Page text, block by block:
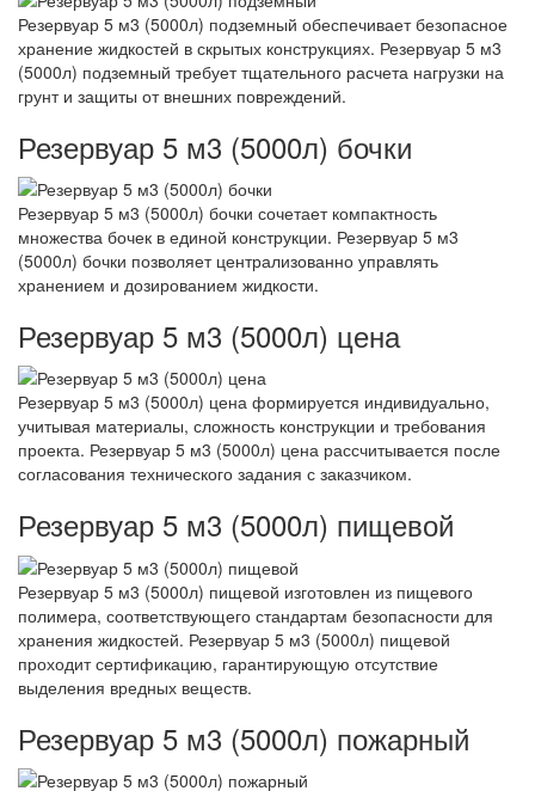
Резервуар 5 м3 (5000л) подземный обеспечивает безопасное
хранение жидкостей в скрытых конструкциях. Резервуар 5 м3
(5000л) подземный требует тщательного расчета нагрузки на
грунт и защиты от внешних повреждений.
Резервуар 5 м3 (5000л) бочки
Резервуар 5 м3 (5000л) бочки сочетает компактность
множества бочек в единой конструкции. Резервуар 5 м3
(5000л) бочки позволяет централизованно управлять
хранением и дозированием жидкости.
Резервуар 5 м3 (5000л) цена
Резервуар 5 м3 (5000л) цена формируется индивидуально,
учитывая материалы, сложность конструкции и требования
проекта. Резервуар 5 м3 (5000л) цена рассчитывается после
согласования технического задания с заказчиком.
Резервуар 5 м3 (5000л) пищевой
Резервуар 5 м3 (5000л) пищевой изготовлен из пищевого
полимера, соответствующего стандартам безопасности для
хранения жидкостей. Резервуар 5 м3 (5000л) пищевой
проходит сертификацию, гарантирующую отсутствие
выделения вредных веществ.
Резервуар 5 м3 (5000л) пожарный